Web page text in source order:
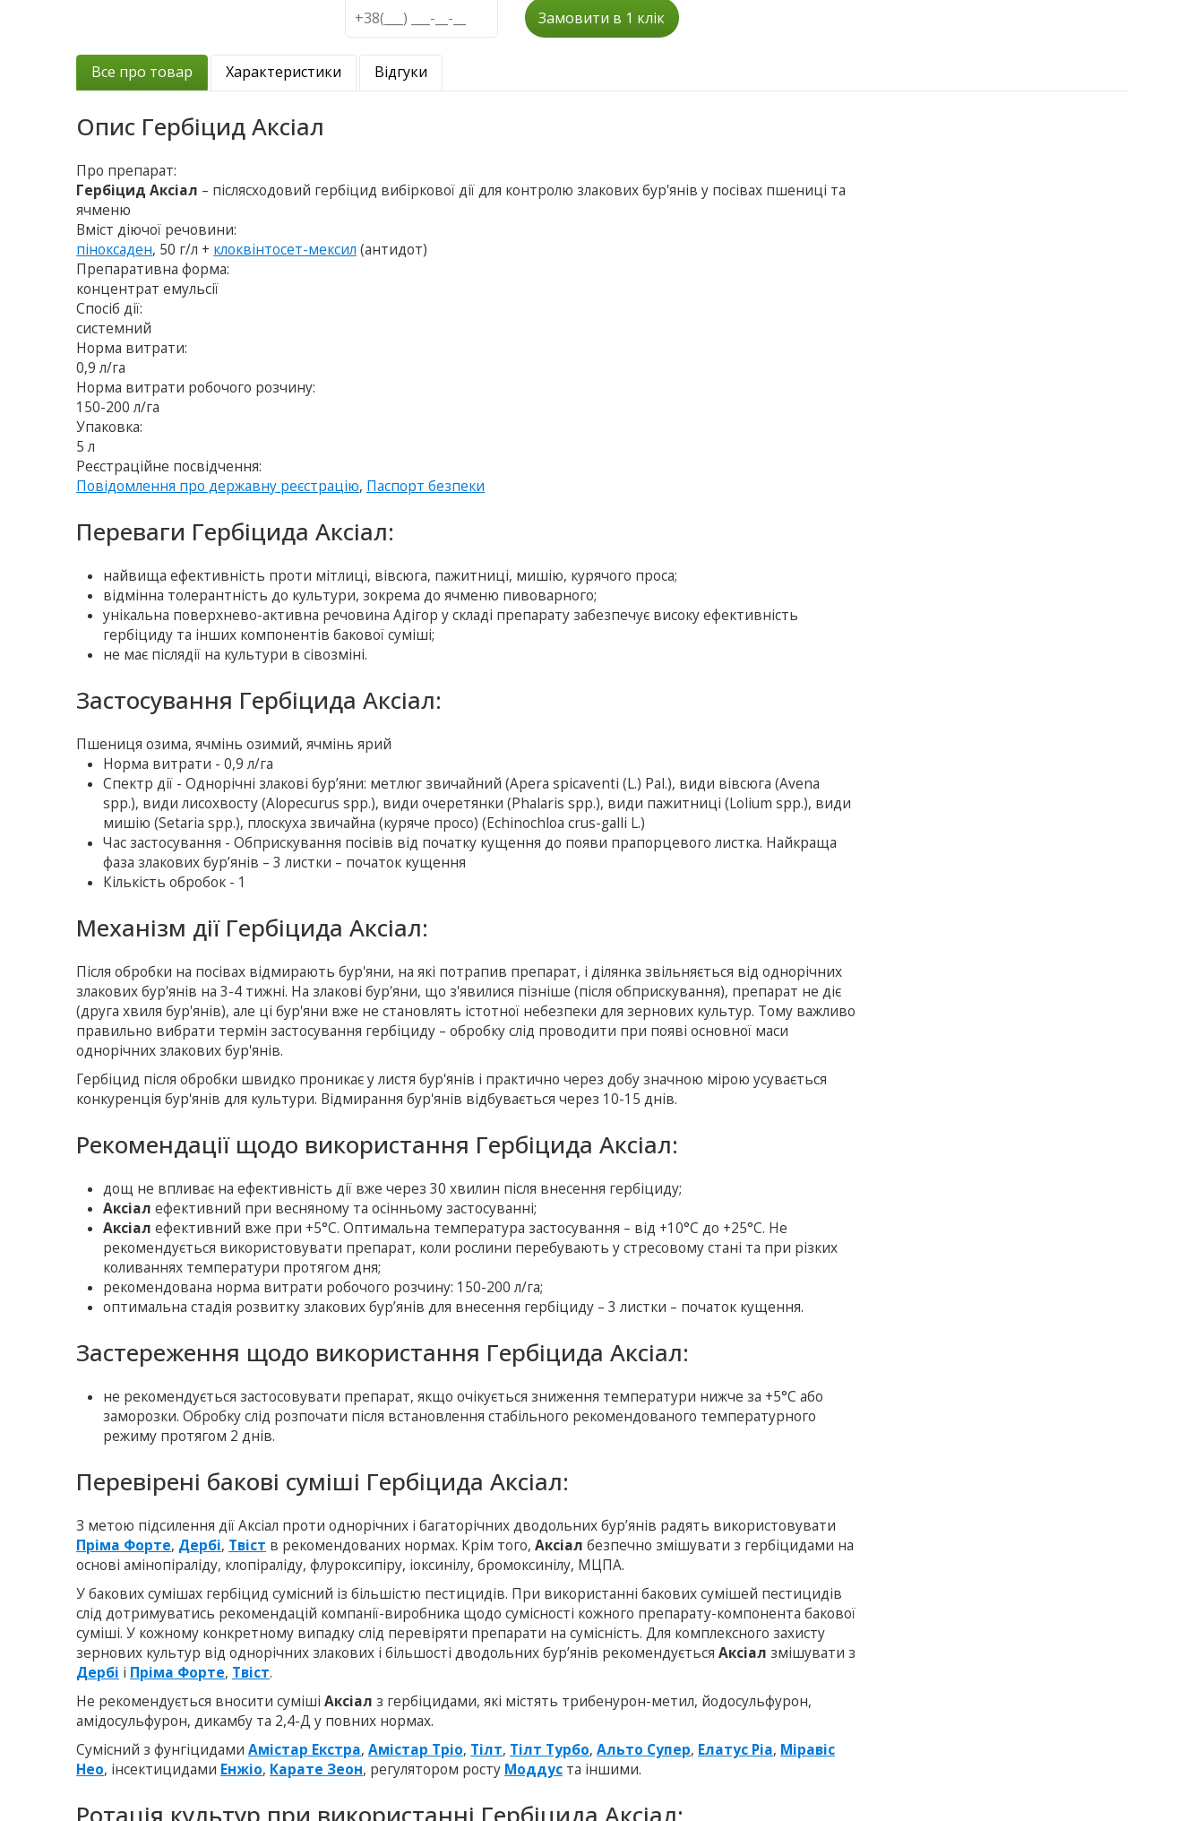
Замовити в 1 клік
Все про товар Характеристики Відгуки
Опис Гербіцид Аксіал
Про препарат:
Гербіцид Аксіал – післясходовий гербіцид вибіркової дії для контролю злакових бур'янів у посівах пшениці та
ячменю
Вміст діючої речовини:
піноксаден, 50 г/л + клоквінтосет-мексил (антидот)
Препаративна форма:
концентрат емульсії
Спосіб дії:
системний
Норма витрати:
0,9 л/га
Норма витрати робочого розчину:
150-200 л/га
Упаковка:
5 л
Реєстраційне посвідчення:
Повідомлення про державну реєстрацію, Паспорт безпеки
Переваги Гербіцида Аксіал:
найвища ефективність проти мітлиці, вівсюга, пажитниці, мишію, курячого проса;
відмінна толерантність до культури, зокрема до ячменю пивоварного;
унікальна поверхнево-активна речовина Адігор у складі препарату забезпечує високу ефективність
гербіциду та інших компонентів бакової суміші;
не має післядії на культури в сівозміні.
Застосування Гербіцида Аксіал:
Пшениця озима, ячмінь озимий, ячмінь ярий
Норма витрати - 0,9 л/га
Спектр дії - Однорічні злакові бур’яни: метлюг звичайний (Apera spicaventi (L.) Pal.), види вівсюга (Avena
spp.), види лисохвосту (Alopecurus spp.), види очеретянки (Phalaris spp.), види пажитниці (Lolium spp.), види
мишію (Setaria spp.), плоскуха звичайна (куряче просо) (Echinochloa crus-galli L.)
Час застосування - Обприскування посівів від початку кущення до появи прапорцевого листка. Найкраща
фаза злакових бур’янів – 3 листки – початок кущення
Кількість обробок - 1
Механізм дії Гербіцида Аксіал:
Після обробки на посівах відмирають бур'яни, на які потрапив препарат, і ділянка звільняється від однорічних
злакових бур'янів на 3-4 тижні. На злакові бур'яни, що з'явилися пізніше (після обприскування), препарат не діє
(друга хвиля бур'янів), але ці бур'яни вже не становлять істотної небезпеки для зернових культур. Тому важливо
правильно вибрати термін застосування гербіциду – обробку слід проводити при появі основної маси
однорічних злакових бур'янів.
Гербіцид після обробки швидко проникає у листя бур'янів і практично через добу значною мірою усувається
конкуренція бур'янів для культури. Відмирання бур'янів відбувається через 10-15 днів.
Рекомендації щодо використання Гербіцида Аксіал:
дощ не впливає на ефективність дії вже через 30 хвилин після внесення гербіциду;
Аксіал ефективний при весняному та осінньому застосуванні;
Аксіал ефективний вже при +5°C. Оптимальна температура застосування – від +10°C до +25°C. Не
рекомендується використовувати препарат, коли рослини перебувають у стресовому стані та при різких
коливаннях температури протягом дня;
рекомендована норма витрати робочого розчину: 150-200 л/га;
оптимальна стадія розвитку злакових бур’янів для внесення гербіциду – 3 листки – початок кущення.
Застереження щодо використання Гербіцида Аксіал:
не рекомендується застосовувати препарат, якщо очікується зниження температури нижче за +5°C або
заморозки. Обробку слід розпочати після встановлення стабільного рекомендованого температурного
режиму протягом 2 днів.
Перевірені бакові суміші Гербіцида Аксіал:
З метою підсилення дії Аксіал проти однорічних і багаторічних дводольних бур’янів радять використовувати
Пріма Форте, Дербі, Твіст в рекомендованих нормах. Крім того,Аксіал безпечно змішувати з гербіцидами на
основі амінопіраліду, клопіраліду, флуроксипіру, іоксинілу, бромоксинілу, МЦПА.
У бакових сумішах гербіцид сумісний із більшістю пестицидів. При використанні бакових сумішей пестицидів
слід дотримуватись рекомендацій компанії-виробника щодо сумісності кожного препарату-компонента бакової
суміші. У кожному конкретному випадку слід перевіряти препарати на сумісність. Для комплексного захисту
зернових культур від однорічних злакових і більшості дводольних бур’янів рекомендуєтьсяАксіал змішувати з
Дербі і Пріма Форте, Твіст.
Не рекомендується вносити сумішіАксіал з гербіцидами, які містять трибенурон-метил, йодосульфурон,
амідосульфурон, дикамбу та 2,4-Д у повних нормах.
Сумісний з фунгіцидамиАмістар Екстра,Амістар Тріо, Тілт, Тілт Турбо,Альто Супер, Елатус Ріа, Міравіс
Нео, інсектицидами Енжіо, Карате Зеон, регулятором росту Моддус та іншими.